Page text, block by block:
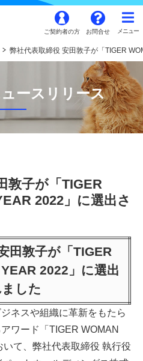
ご契約者の方 お問合せ
弊社代表取締役 安田敦子が「TIGER
ースリリース
敦子が「TIGER
2022」に選出さ
田敦子が「TIGER
2022」に選出
した
ネスや組織に革新をもたら
ワード「TIGER WOMAN
て、弊社代表取締役 執行役